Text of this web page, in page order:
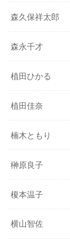
森久保祥太郎
森永千才
植田ひかる
植田佳奈
楠木ともり
榊原良子
榎本温子
横山智佐